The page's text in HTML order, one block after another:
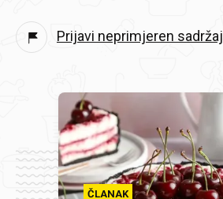
Prijavi neprimjeren sadržaj
ČLANAK